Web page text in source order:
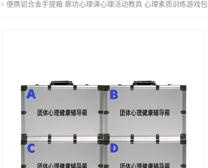
> 便携铝合金手提箱 廊坊心理课心理活动教具 心理素质训练游戏包